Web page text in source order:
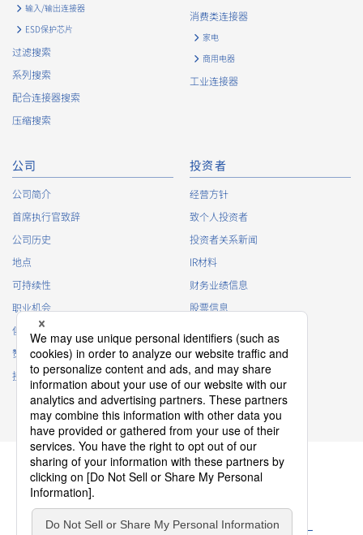
输入/输出连接器
ESD保护芯片
过滤搜索
系列搜索
配合连接器搜索
压缩搜索
消费类连接器
家电
商用电器
工业连接器
公司
公司简介
首席执行官致辞
公司历史
地点
可持续性
职业机会
俱乐部活动
赞助
接触
投资者
经营方针
致个人投资者
投资者关系新闻
IR材料
财务业绩信息
股票信息
IR日历
IR常见问题
IR策略
免责声明
隐私政策 Cookie 政策 ソーシャルメディアポリシー